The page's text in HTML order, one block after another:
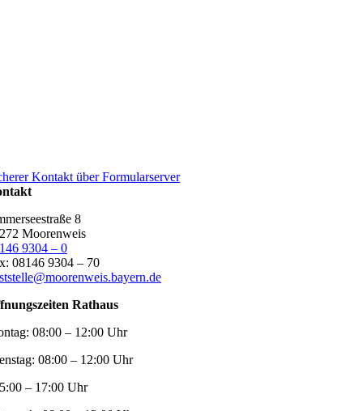
Kontakt über Formularserver
8
Moorenweis
9304 – 0
08146 9304 – 70
Rathaus
08:00 – 12:00 Uhr
08:00 – 12:00 Uhr
– 17:00 Uhr